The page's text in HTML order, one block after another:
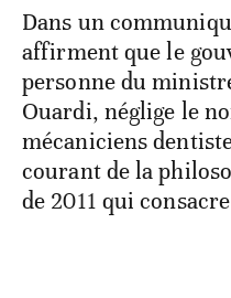
Dans un
affirment que le
personne du
Ouardi, néglige le
mécaniciens
courant de la
de 2011 qui